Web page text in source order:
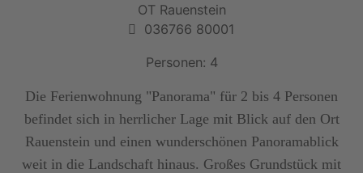
OT Rauenstein
036766 80001
Personen: 4
Die Ferienwohnung "Panorama" für 2 bis 4 Personen
befindet sich in herrlicher Lage mit Blick auf den Ort
Rauenstein und einen wunderschönen Panoramablick
weit in die Landschaft hinaus. Großes Grundstück mit